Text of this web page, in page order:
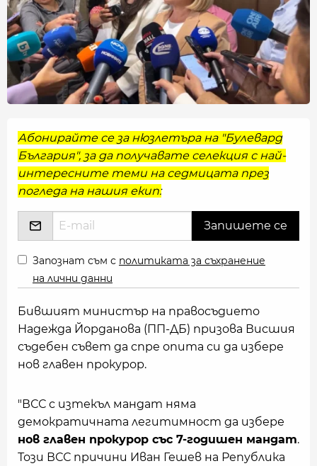
Абонирайте се за нюзлетъра на "Булевард
България", за да получавате селекция с най-
интересните теми на седмицата през
погледа на нашия екип:
Запознат съм с политиката за съхранение
на лични данни
Бившият министър на правосъдието
Надежда Йорданова (ПП-ДБ) призова Висшия
съдебен съвет да спре опита си да избере
нов главен прокурор.
"ВСС с изтекъл мандат няма
демократичната легитимност да избере
нов главен прокурор със 7-годишен мандат.
Този ВСС причини Иван Гешев на Република